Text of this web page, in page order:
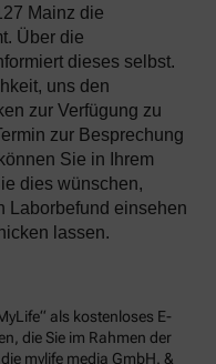
Mainz die
Über die
dieses selbst.
uns den
zur Verfügung zu
zur Besprechung
Sie in Ihrem
dies wünschen,
Laborbefund einsehen
lassen.
als kostenloses E-
die Sie im Rahmen der
mylife media GmbH. &